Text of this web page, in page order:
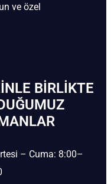
ve özel
BIRLIKTE
– Cuma: 8:00–